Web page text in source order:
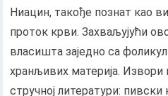
Ниацин, такође познат као
проток крви. Захваљујући
власишта заједно са
хранљивих материја. Извори
стручној литератури: